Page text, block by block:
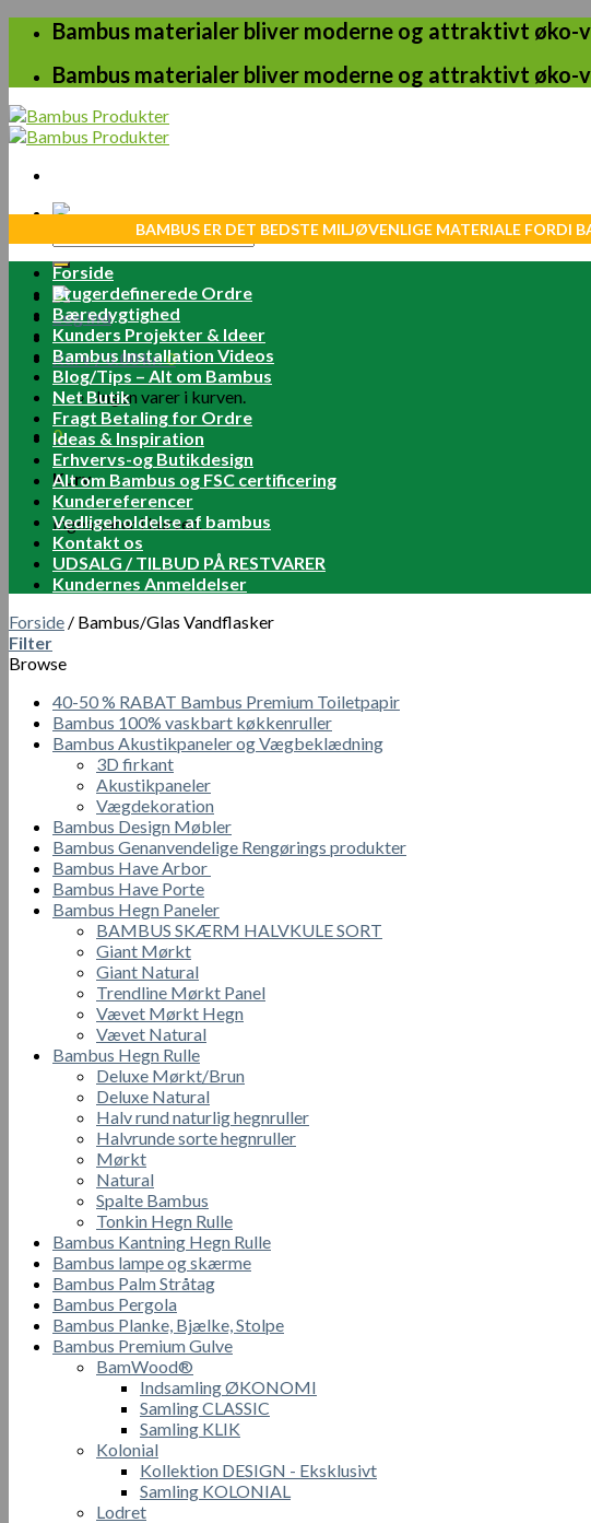
Skip
content
Bambus materialer bliver moderne og attraktivt øko-
Bambus materialer bliver moderne og attraktivt øko-
efter:
Log ind
Kurv /0.00kr.0
Ingen varer i kurven.
0
Kurv
Ingen varer i kurven.
BAMBUS ER DET BEDSTE MILJØVENLIGE MATERIALE FORDI
Forside
Brugerdefinerede Ordre
Bæredygtighed
Kunders Projekter & Ideer
Bambus Installation Videos
Blog/Tips – Alt om Bambus
Net Butik
Fragt Betaling for Ordre
Ideas & Inspiration
Erhvervs-og Butikdesign
Alt om Bambus og FSC certificering
Kundereferencer
Vedligeholdelse af bambus
Kontakt os
UDSALG / TILBUD PÅ RESTVARER
Kundernes Anmeldelser
Forside / Bambus/Glas Vandflasker
Filter
Browse
40-50 % RABAT Bambus Premium Toiletpapir
Bambus 100% vaskbart køkkenruller
Bambus Akustikpaneler og Vægbeklædning
3D firkant
Akustikpaneler
Vægdekoration
Bambus Design Møbler
Bambus Genanvendelige Rengørings produkter
Bambus Have Arbor
Bambus Have Porte
Bambus Hegn Paneler
BAMBUS SKÆRM HALVKULE SORT
Giant Mørkt
Giant Natural
Trendline Mørkt Panel
Vævet Mørkt Hegn
Vævet Natural
Bambus Hegn Rulle
Deluxe Mørkt/Brun
Deluxe Natural
Halv rund naturlig hegnruller
Halvrunde sorte hegnruller
Mørkt
Natural
Spalte Bambus
Tonkin Hegn Rulle
Bambus Kantning Hegn Rulle
Bambus lampe og skærme
Bambus Palm Stråtag
Bambus Pergola
Bambus Planke, Bjælke, Stolpe
Bambus Premium Gulve
BamWood®
Indsamling ØKONOMI
Samling CLASSIC
Samling KLIK
Kolonial
Kollektion DESIGN - Eksklusivt
Samling KOLONIAL
Lodret